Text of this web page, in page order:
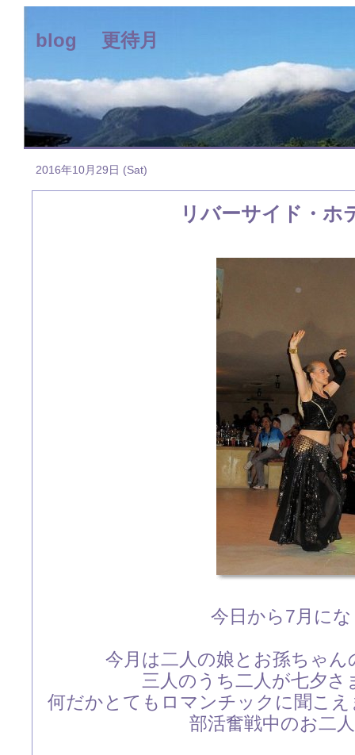
blog 更待月
2016年10月29日 (Sat)
リバーサイド・ホ
今日から7月に
今月は二人の娘とお孫ちゃん
三人のうち二人が七夕さ
何だかとてもロマンチックに聞こ
部活奮戦中のお二